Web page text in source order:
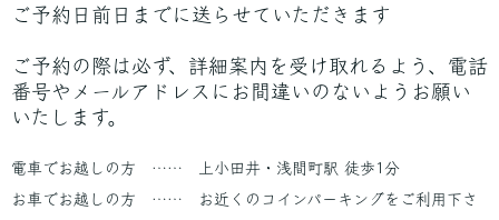
ご予約日前日までに送らせていただきます
ご予約の際は必ず、詳細案内を受け取れるよう、電話
番号やメールアドレスにお間違いのないようお願い
いたします。
電車でお越しの方 …… 上小田井・浅間町駅 徒歩1分
お車でお越しの方 …… お近くのコインパーキングをご利用下さ